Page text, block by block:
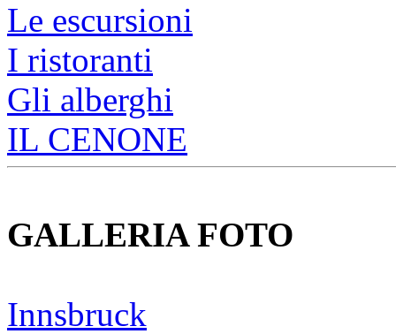
Le escursioni
I ristoranti
Gli alberghi
IL CENONE
GALLERIA FOTO
Innsbruck